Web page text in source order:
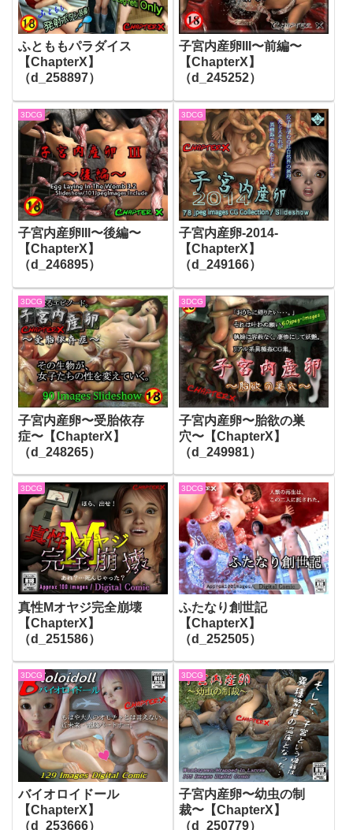
ふとももパラダイス
【ChapterX】
（d_258897）
子宮内産卵III〜前編〜
【ChapterX】
（d_245252）
3DCG
子宮内産卵III〜後編〜
【ChapterX】
（d_246895）
3DCG
子宮内産卵-2014-
【ChapterX】
（d_249166）
3DCG
子宮内産卵〜受胎依存
症〜【ChapterX】
（d_248265）
3DCG
子宮内産卵〜胎欲の巣
穴〜【ChapterX】
（d_249981）
3DCG
真性Mオヤジ完全崩壊
【ChapterX】
（d_251586）
3DCG
ふたなり創世記
【ChapterX】
（d_252505）
3DCG
バイオロイドール
【ChapterX】
（d_253666）
3DCG
子宮内産卵〜幼虫の制
裁〜【ChapterX】
（d_250779）